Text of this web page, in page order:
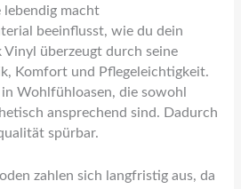
lebendig macht
beeinflusst, wie du dein
Vinyl überzeugt durch seine
Komfort und Pflegeleichtigkeit.
Wohlfühloasen, die sowohl
ansprechend sind. Dadurch
spürbar.
zahlen sich langfristig aus, da